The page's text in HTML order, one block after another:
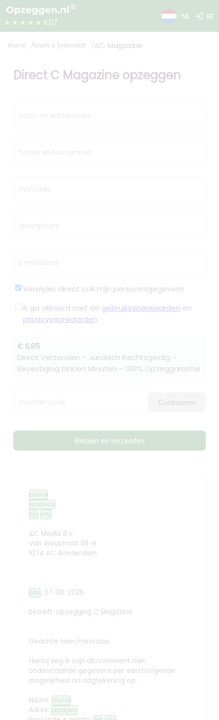
★★★★★ 9.07
- NL login menu
Home Krant & Tijdschrift &C Magazine
Direct C Magazine opzeggen
Voor- en achternaam
Straat en huisnummer
Postcode
Woonplaats
E-mailadres
Verwijder direct ook mijn persoonsgegevens
Ik ga akkoord met de gebruiksvoorwaarden en
privacyvoorwaarden
€ 6,95
Direct Verzonden – Juridisch Rechtsgeldig –
Bevestiging binnen Minuten – 100% Opzeggarantie
Voucher code Controleren
Betalen en verzenden
name
address
zip city
&C Media B.V.
Van Woustraat 59-H
1074 AC Amsterdam
city, 07-08-2026
Betreft: opzegging C Magazine
Geachte heer/mevrouw,
Hierbij zeg ik mijn abonnement met
onderstaande gegevens per eerstvolgende
mogelijkheid na dagtekening op.
Naam: name
Adres: address